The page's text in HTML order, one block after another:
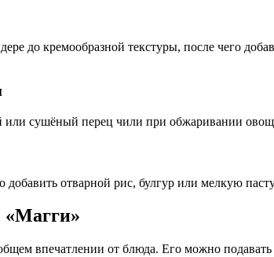
до кремообразной текстуры, после чего
сушёный перец чили при обжаривании
отварной рис, булгур или мелкую
«Магги»
впечатлении от блюда. Его можно